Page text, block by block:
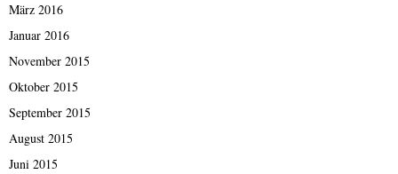
März 2016
Januar 2016
November 2015
Oktober 2015
September 2015
August 2015
Juni 2015